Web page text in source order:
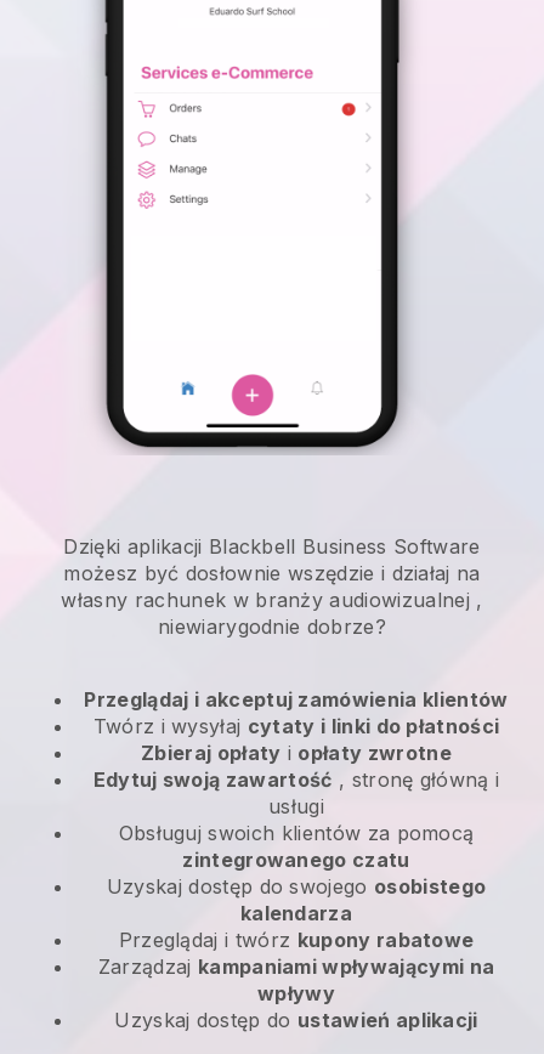
Dzięki aplikacji Blackbell Business Software
możesz być dosłownie wszędzie i działaj na
własny rachunek w branży audiowizualnej ,
niewiarygodnie dobrze?
Przeglądaj i akceptuj zamówienia klientów
Twórz i wysyłaj cytaty i linki do płatności
Zbieraj opłaty i opłaty zwrotne
Edytuj swoją zawartość , stronę główną i
usługi
Obsługuj swoich klientów za pomocą
zintegrowanego czatu
Uzyskaj dostęp do swojego osobistego
kalendarza
Przeglądaj i twórz kupony rabatowe
Zarządzaj kampaniami wpływającymi na
wpływy
Uzyskaj dostęp do ustawień aplikacji